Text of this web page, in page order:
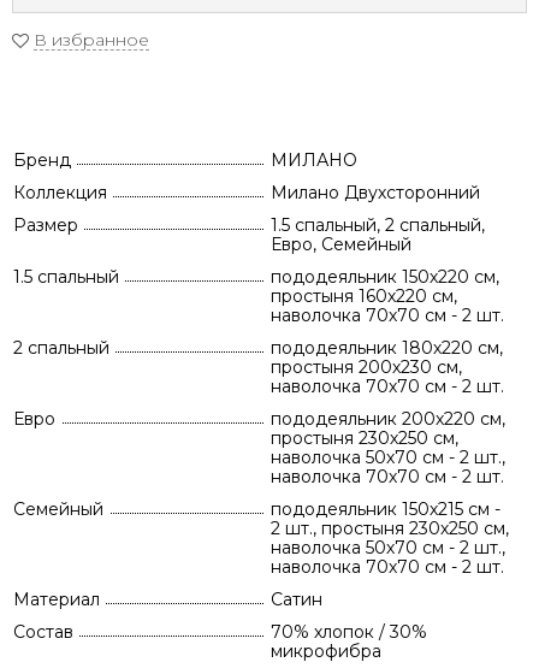
В избранное
Бренд
МИЛАНО
Коллекция
Милано Двухсторонний
Размер
1.5 спальный, 2 спальный,
Евро, Семейный
1.5 спальный
пододеяльник 150х220 см,
простыня 160х220 см,
наволочка 70х70 см - 2 шт.
2 спальный
пододеяльник 180х220 см,
простыня 200х230 см,
наволочка 70х70 см - 2 шт.
Евро
пододеяльник 200х220 см,
простыня 230х250 см,
наволочка 50х70 см - 2 шт.,
наволочка 70х70 см - 2 шт.
Семейный
пододеяльник 150х215 см -
2 шт., простыня 230х250 см,
наволочка 50х70 см - 2 шт.,
наволочка 70х70 см - 2 шт.
Материал
Сатин
Состав
70% хлопок / 30%
микрофибра